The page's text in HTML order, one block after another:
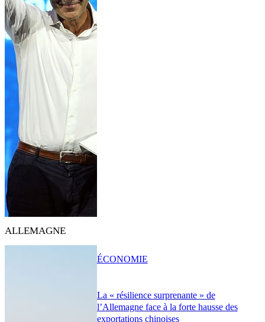
ALLEMAGNE
La « résilience surprenante » de
l’Allemagne face à la forte hausse des
exportations chinoises
ÉCONOMIE